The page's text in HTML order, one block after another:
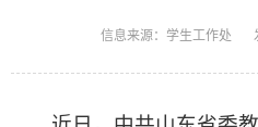
信息来源：学生工作处